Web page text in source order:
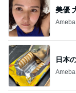
美優
日本